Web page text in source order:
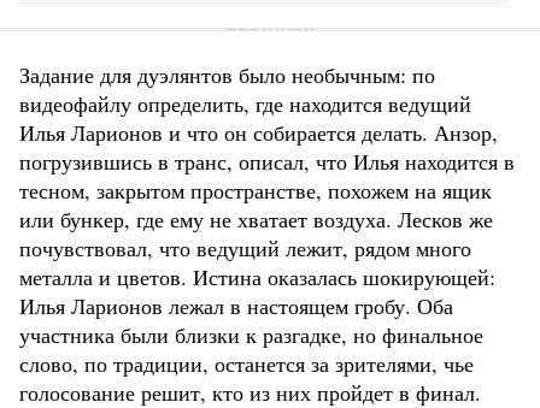
Задание для дуэлянтов было необычным: по
видеофайлу определить, где находится ведущий
Илья Ларионов и что он собирается делать. Анзор,
погрузившись в транс, описал, что Илья находится в
тесном, закрытом пространстве, похожем на ящик
или бункер, где ему не хватает воздуха. Лесков же
почувствовал, что ведущий лежит, рядом много
металла и цветов. Истина оказалась шокирующей:
Илья Ларионов лежал в настоящем гробу. Оба
участника были близки к разгадке, но финальное
слово, по традиции, останется за зрителями, чье
голосование решит, кто из них пройдет в финал.